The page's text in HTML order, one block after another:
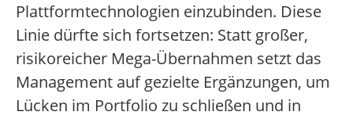
Plattformtechnologien einzubinden. Diese
Linie dürfte sich fortsetzen: Statt großer,
risikoreicher Mega-Übernahmen setzt das
Management auf gezielte Ergänzungen, um
Lücken im Portfolio zu schließen und in